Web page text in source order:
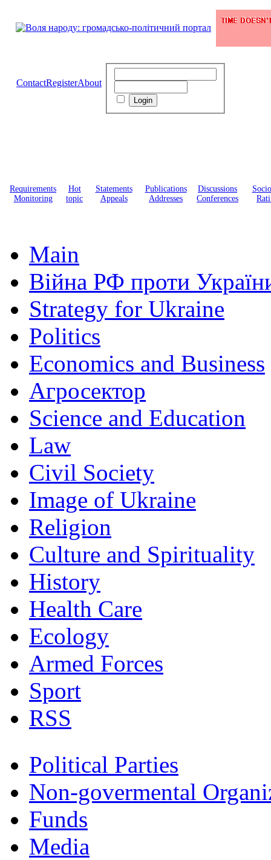
ContactRegisterAbout
Requirements
Monitoring
Hot
topic
Statements
Appeals
Publications
Addresses
Discussions
Conferences
Main
Війна РФ проти
Strategy for Ukraine
Politics
Economics and Business
Агросектор
Science and Education
Law
Civil Society
Image of Ukraine
Religion
Culture and Spirituality
History
Health Care
Ecology
Armed Forces
Sport
RSS
Political Parties
Non-govermental
Funds
Мedia